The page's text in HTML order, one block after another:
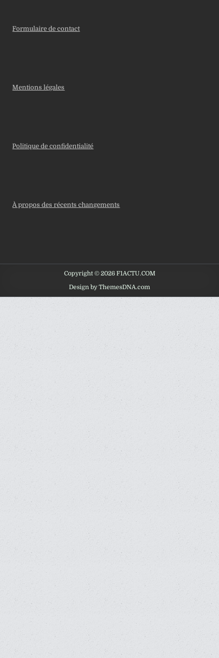
Formulaire de contact
Mentions légales
Politique de confidentialité
À propos des récents changements
Copyright © 2026 F1ACTU.COM
Design by ThemesDNA.com